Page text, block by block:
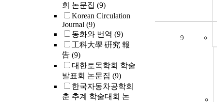
회 논문집 (9)
Korean Circulation
Journal (9)
동화와 번역 (9)
工科大學 硏究 報
告 (9)
대한토목학회 학술
발표회 논문집 (9)
한국자동차공학회
춘 추계 학술대회 논
9